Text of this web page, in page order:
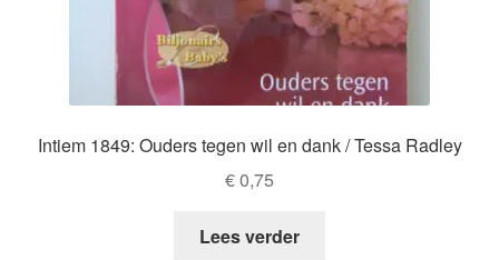
Intiem 1849: Ouders tegen wil en dank / Tessa Radley
€0,75
Lees verder